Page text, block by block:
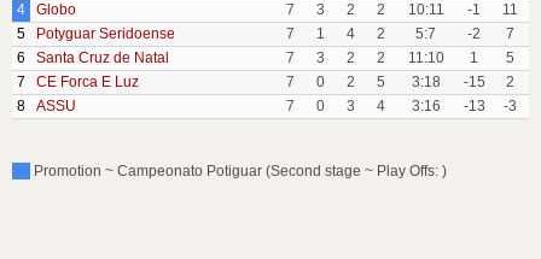
4
Globo 7 3 2 2 10:11 -1
11
5
Potyguar Seridoense 7 1 4 2 5:7 -2
7
6
Santa Cruz de Natal 7 3 2 2 11:10 1
5
7
CE Forca E Luz 7 0 2 5 3:18 -15
2
8
ASSU 7 0 3 4 3:16 -13 -3
Promotion ~ Campeonato Potiguar (Second stage ~ Play Offs: )